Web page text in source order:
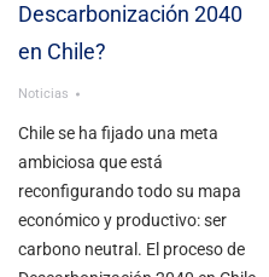
Descarbonización 2040
en Chile?
Noticias
Chile se ha fijado una meta
ambiciosa que está
reconfigurando todo su mapa
económico y productivo: ser
carbono neutral. El proceso de